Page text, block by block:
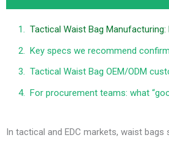
Tactical Waist Bag
Key specs we recommend
Tactical Waist Bag OEM/ODM
For procurement teams: what
In tactical and EDC markets, waist